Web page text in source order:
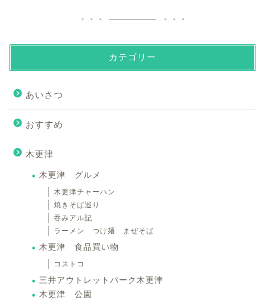
カテゴリー
あいさつ
おすすめ
木更津
木更津 グルメ
木更津チャーハン
焼きそば巡り
吞みアル記
ラーメン つけ麺 まぜそば
木更津 食品買い物
コストコ
三井アウトレットパーク木更津
木更津 公園